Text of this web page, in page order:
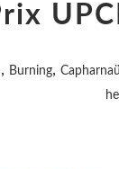
, Burning,